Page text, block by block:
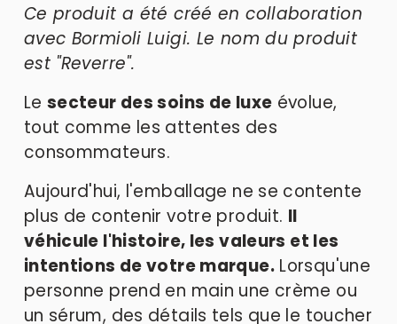
Ce produit a été créé en collaboration
avec Bormioli Luigi. Le nom du produit
est "Reverre".
Le secteur des soins de luxe évolue,
tout comme les attentes des
consommateurs.
Aujourd'hui, l'emballage ne se contente
plus de contenir votre produit. Il
véhicule l'histoire, les valeurs et les
intentions de votre marque. Lorsqu'une
personne prend en main une crème ou
un sérum, des détails tels que le toucher